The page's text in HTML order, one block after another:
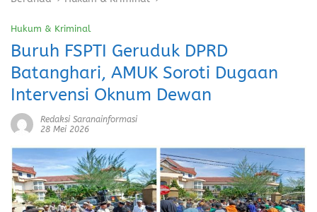
Hukum & Kriminal
Buruh FSPTI Geruduk DPRD
Batanghari, AMUK Soroti Dugaan
Intervensi Oknum Dewan
Redaksi Saranainformasi
28 Mei 2026